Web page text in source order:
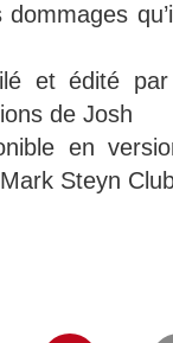
et édité
de Josh
en
Steyn